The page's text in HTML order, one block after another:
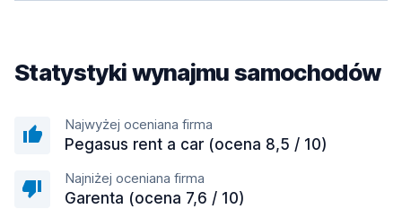
Statystyki wynajmu samochodów
Najwyżej oceniana firma
Pegasus rent a car (ocena 8,5 / 10)
Najniżej oceniana firma
Garenta (ocena 7,6 / 10)